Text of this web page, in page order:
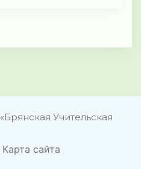
Учительская
Карта сайта